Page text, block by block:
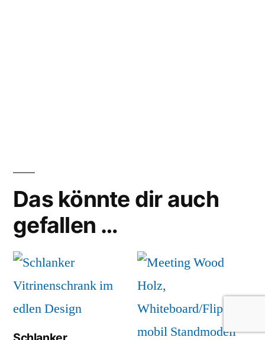
Das könnte dir auch
gefallen …